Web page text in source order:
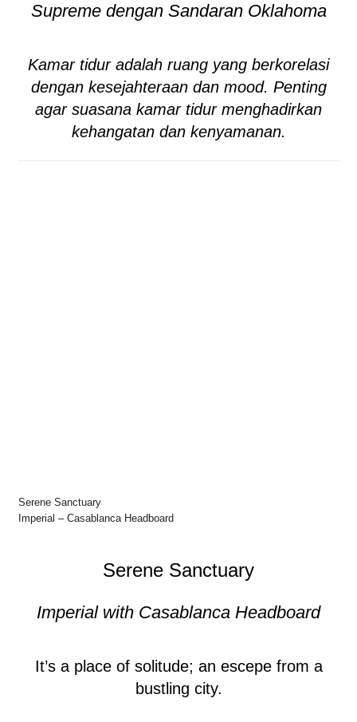
Supreme dengan Sandaran Oklahoma
Kamar tidur adalah ruang yang berkorelasi
dengan kesejahteraan dan mood. Penting
agar suasana kamar tidur menghadirkan
kehangatan dan kenyamanan.
Serene Sanctuary
Imperial – Casablanca Headboard
Serene Sanctuary
Imperial with Casablanca Headboard
It’s a place of solitude; an escepe from a
bustling city.